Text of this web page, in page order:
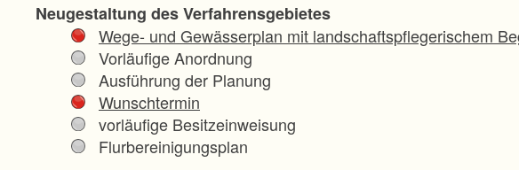
Neugestaltung des Verfahrensgebietes
Wege- und Gewässerplan mit landschaftspflegerischem
Vorläufige Anordnung
Ausführung der Planung
Wunschtermin
vorläufige Besitzeinweisung
Flurbereinigungsplan